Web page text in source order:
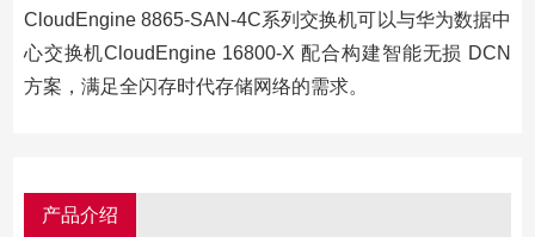
CloudEngine 8865-SAN-4C系列交换机可以与华为数据中
心交换机CloudEngine 16800-X 配合构建智能无损 DCN
方案，满足全闪存时代存储网络的需求。
产品介绍